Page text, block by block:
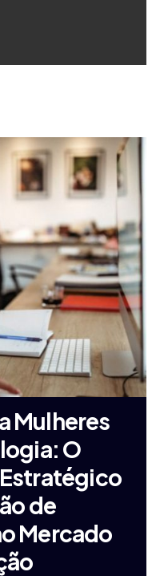
Mulheres
O
de
Mercado